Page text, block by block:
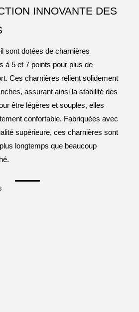
INNOVANTE DES
sont dotées de charnières
à 5 et 7 points pour plus de
Ces charnières relient solidement
assurant ainsi la stabilité des
être légères et souples, elles
confortable. Fabriquées avec
supérieure, ces charnières sont
longtemps que beaucoup